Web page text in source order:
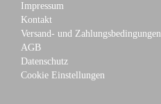
Impressum
Kontakt
Versand- und Zahlungsbedingungen
AGB
Datenschutz
Cookie Einstellungen